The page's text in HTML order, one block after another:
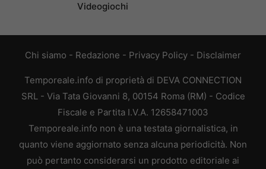
Videogiochi
Chi siamo - Redazione - Privacy Policy - Disclaimer
Temporeale.info di proprietà di DEVA CONNECTION
SRL - Via Tata Giovanni 8, 00154 Roma (RM) - Codice
Fiscale e Partita I.V.A. 12658471003
Temporeale.info non è una testata giornalistica, in
quanto viene aggiornato senza alcuna periodicità. Non
può pertanto considerarsi un prodotto editoriale ai